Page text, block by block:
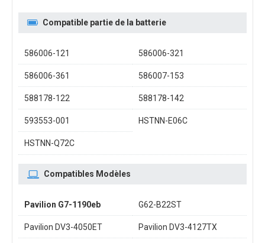
Compatible partie de la batterie
586006-121 586006-321
586006-361 586007-153
588178-122 588178-142
593553-001 HSTNN-E06C
HSTNN-Q72C
Compatibles Modèles
Pavilion G7-1190eb G62-B22ST
Pavilion DV3-4050ET Pavilion DV3-4127TX